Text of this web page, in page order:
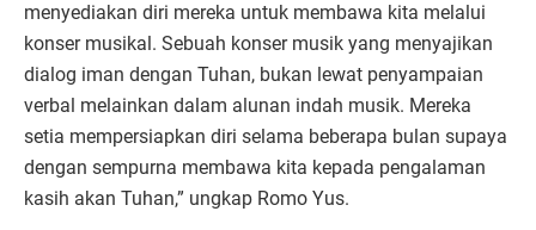
menyediakan diri mereka untuk membawa kita melalui
konser musikal. Sebuah konser musik yang menyajikan
dialog iman dengan Tuhan, bukan lewat penyampaian
verbal melainkan dalam alunan indah musik. Mereka
setia mempersiapkan diri selama beberapa bulan supaya
dengan sempurna membawa kita kepada pengalaman
kasih akan Tuhan,” ungkap Romo Yus.